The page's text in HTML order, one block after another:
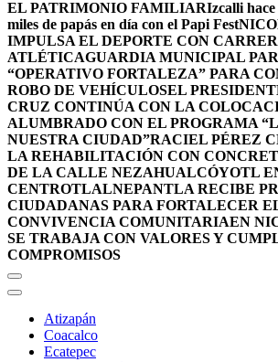
EL PATRIMONIO FAMILIARIzcalli
miles de papás en día con el Papi Fest
IMPULSA EL DEPORTE CON
ATLÉTICAGUARDIA MUNICIPAL
“OPERATIVO FORTALEZA” PARA
ROBO DE VEHÍCULOSEL
CRUZ CONTINÚA CON LA
ALUMBRADO CON EL PROGRAMA
NUESTRA CIUDAD”RACIEL PÉREZ
LA REHABILITACIÓN CON
DE LA CALLE NEZAHUALCÓYOTL
CENTROTLALNEPANTLA RECIBE
CIUDADANAS PARA FORTALECER
CONVIVENCIA COMUNITARIAEN
SE TRABAJA CON VALORES Y
COMPROMISOS
Atizapán
Coacalco
Ecatepec